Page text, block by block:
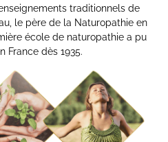
traditionnels de
le père de la Naturopathie en
école de naturopathie a pu
France dès 1935.